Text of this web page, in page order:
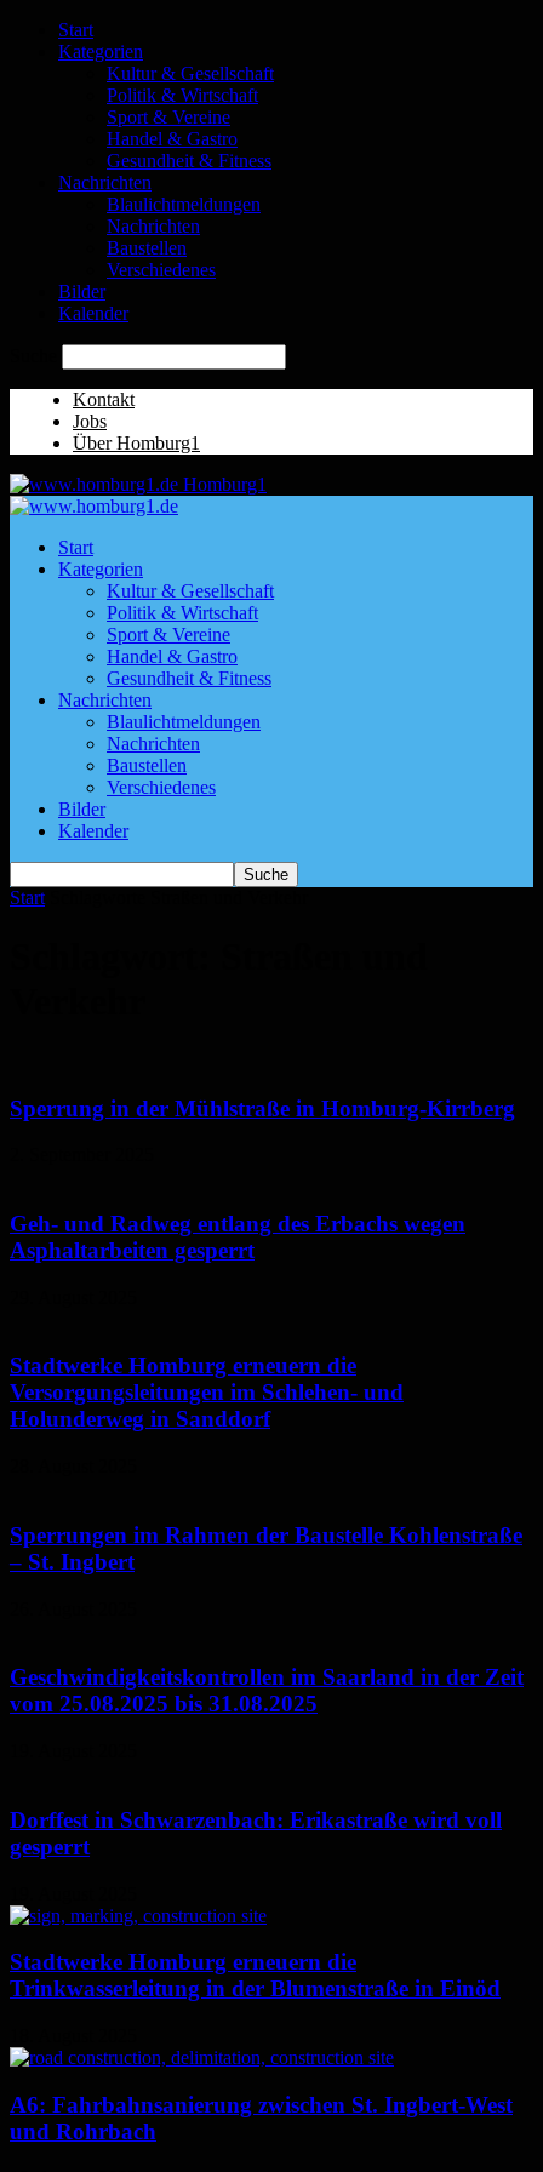
Start
Kategorien
Kultur & Gesellschaft
Politik & Wirtschaft
Sport & Vereine
Handel & Gastro
Gesundheit & Fitness
Nachrichten
Blaulichtmeldungen
Nachrichten
Baustellen
Verschiedenes
Bilder
Kalender
Kontakt
Jobs
Über Homburg1
Homburg1
Start
Kategorien
Kultur & Gesellschaft
Politik & Wirtschaft
Sport & Vereine
Handel & Gastro
Gesundheit & Fitness
Nachrichten
Blaulichtmeldungen
Nachrichten
Baustellen
Verschiedenes
Bilder
Kalender
Start
Sperrung in der Mühlstraße in Homburg-Kirrberg
Geh- und Radweg entlang des Erbachs wegen
Asphaltarbeiten gesperrt
Stadtwerke Homburg erneuern die
Versorgungsleitungen im Schlehen- und
Holunderweg in Sanddorf
Sperrungen im Rahmen der Baustelle Kohlenstraße
– St. Ingbert
Geschwindigkeitskontrollen im Saarland in der Zeit
vom 25.08.2025 bis 31.08.2025
Dorffest in Schwarzenbach: Erikastraße wird voll
gesperrt
Stadtwerke Homburg erneuern die
Trinkwasserleitung in der Blumenstraße in Einöd
A6: Fahrbahnsanierung zwischen St. Ingbert-West
und Rohrbach